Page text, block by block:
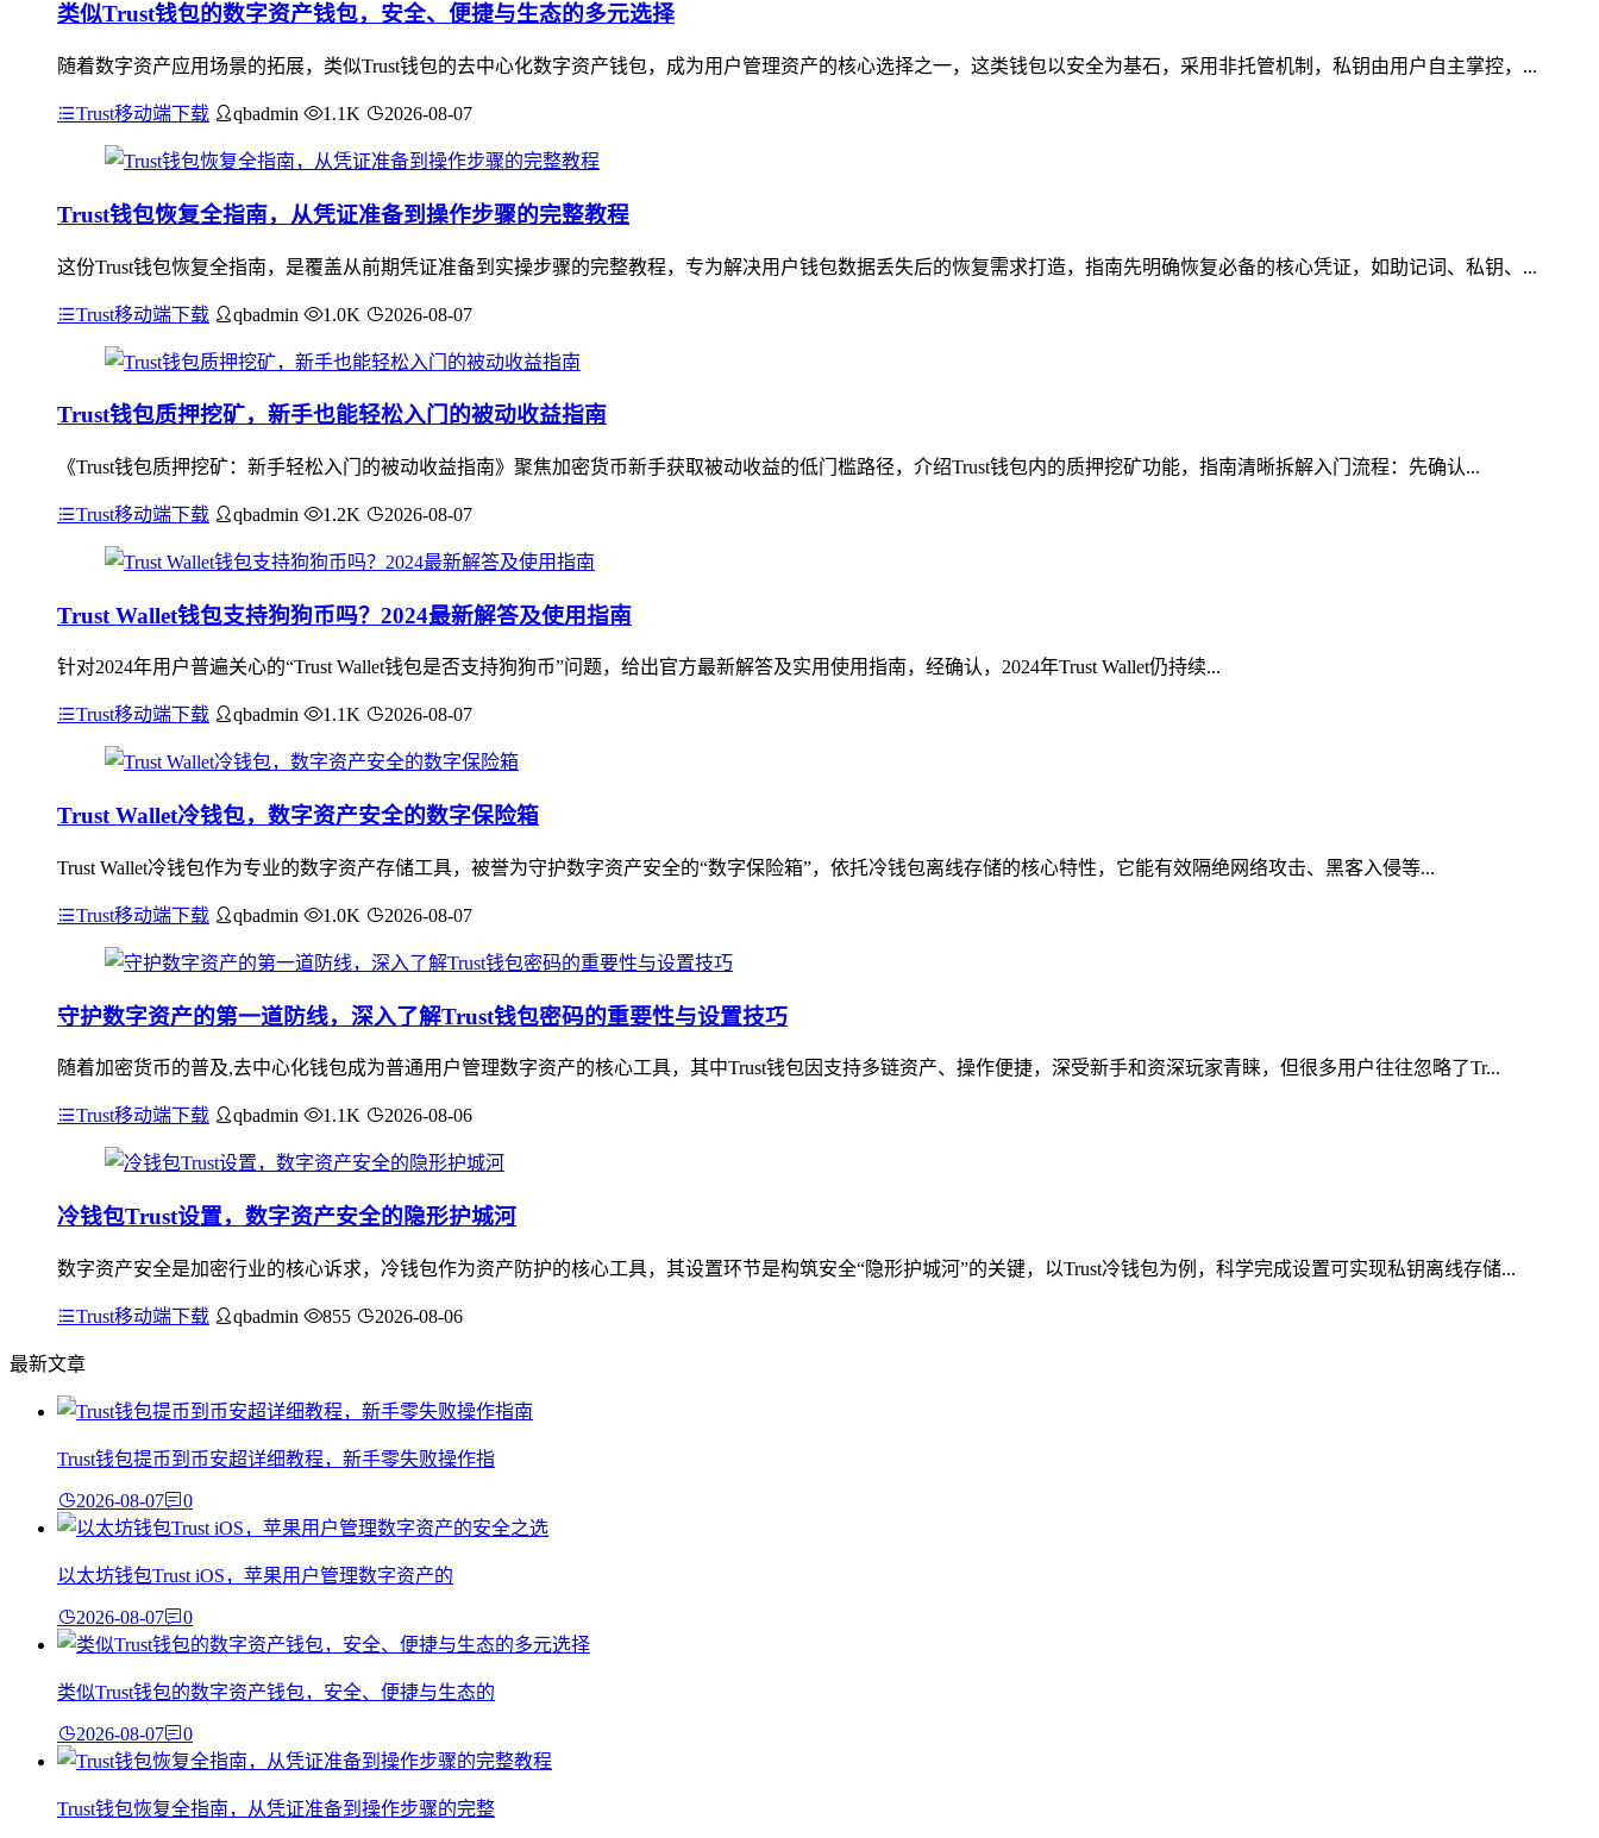
类似Trust钱包的数字资产钱包，安全、便捷与生态的多元选择
随着数字资产应用场景的拓展，类似Trust钱包的去中心化数字资产钱包，成为用户管理资产的核心选择之一，这类钱包以安全为基石，采用非托管机制，私钥由用户自主掌控，...
Trust移动端下载 qbadmin 1.1K 2026-08-07
Trust钱包恢复全指南，从凭证准备到操作步骤的完整教程
这份Trust钱包恢复全指南，是覆盖从前期凭证准备到实操步骤的完整教程，专为解决用户钱包数据丢失后的恢复需求打造，指南先明确恢复必备的核心凭证，如助记词、私钥、...
Trust移动端下载 qbadmin 1.0K 2026-08-07
Trust钱包质押挖矿，新手也能轻松入门的被动收益指南
《Trust钱包质押挖矿：新手轻松入门的被动收益指南》聚焦加密货币新手获取被动收益的低门槛路径，介绍Trust钱包内的质押挖矿功能，指南清晰拆解入门流程：先确认...
Trust移动端下载 qbadmin 1.2K 2026-08-07
Trust Wallet钱包支持狗狗币吗？2024最新解答及使用指南
针对2024年用户普遍关心的“Trust Wallet钱包是否支持狗狗币”问题，给出官方最新解答及实用使用指南，经确认，2024年Trust Wallet仍持续...
Trust移动端下载 qbadmin 1.1K 2026-08-07
Trust Wallet冷钱包，数字资产安全的数字保险箱
Trust Wallet冷钱包作为专业的数字资产存储工具，被誉为守护数字资产安全的“数字保险箱”，依托冷钱包离线存储的核心特性，它能有效隔绝网络攻击、黑客入侵等...
Trust移动端下载 qbadmin 1.0K 2026-08-07
守护数字资产的第一道防线，深入了解Trust钱包密码的重要性与设置技巧
随着加密货币的普及,去中心化钱包成为普通用户管理数字资产的核心工具，其中Trust钱包因支持多链资产、操作便捷，深受新手和资深玩家青睐，但很多用户往往忽略了Tr...
Trust移动端下载 qbadmin 1.1K 2026-08-06
冷钱包Trust设置，数字资产安全的隐形护城河
数字资产安全是加密行业的核心诉求，冷钱包作为资产防护的核心工具，其设置环节是构筑安全“隐形护城河”的关键，以Trust冷钱包为例，科学完成设置可实现私钥离线存储...
Trust移动端下载 qbadmin 855 2026-08-06
最新文章
Trust钱包提币到币安超详细教程，新手零失败操作指
2026-08-07 0
以太坊钱包Trust iOS，苹果用户管理数字资产的
2026-08-07 0
类似Trust钱包的数字资产钱包，安全、便捷与生态的
2026-08-07 0
Trust钱包恢复全指南，从凭证准备到操作步骤的完整